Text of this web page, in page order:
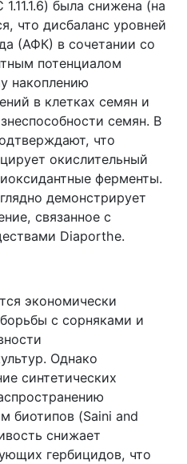
1.11.1.6) была снижена (на
что дисбаланс уровней
(АФК) в сочетании со
потенциалом
накоплению
в клетках семян и
семян. В
что
окислительный
ферменты.
демонстрирует
связанное с
Diaporthe.
экономически
с сорняками и
Однако
синтетических
биотипов (Saini and
снижает
гербицидов, что